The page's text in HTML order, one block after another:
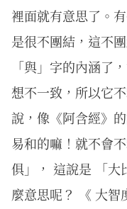
裡面就有意思了。
是很不團結，這不
「與」字的內涵了
想不一致，所以它
說，像《阿含經》
易和的嘛！就不會
俱」， 這說是 「大
麼意思呢？ 《 大智